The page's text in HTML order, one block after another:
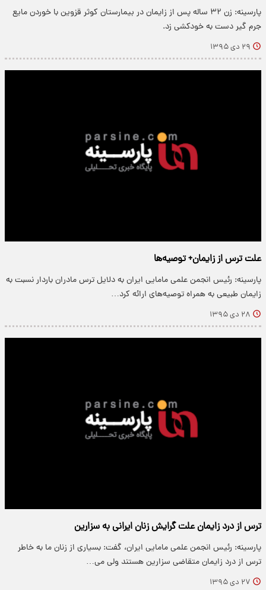
پارسینه: زن ۳۲ ساله پس از زایمان در بیمارستان کوثر قزوین با خوردن مایع
جرم گیر دست به خودکشی زد.
۲۹ دی ۱۳۹۵
علت ترس از زایمان+ توصیه‌ها
پارسینه: رئیس انجمن علمی مامایی ایران به دلایل ترس مادران باردار نسبت به
زایمان طبیعی به همراه توصیه‌های ارائه کرد…
۲۸ دی ۱۳۹۵
ترس از درد زایمان علت گرایش زنان ایرانی به سزارین
پارسینه: رئیس انجمن علمی مامایی ایران، گفت: بسیاری از زنان ما به خاطر
ترس از درد زایمان متقاضی سزارین هستند ولی می…
۲۷ دی ۱۳۹۵